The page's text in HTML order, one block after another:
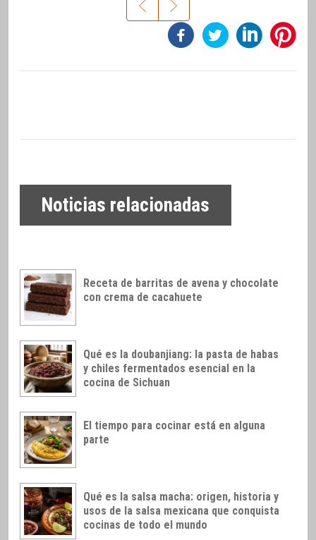
Noticias relacionadas
Receta de barritas de avena y chocolate
con crema de cacahuete
Qué es la doubanjiang: la pasta de habas
y chiles fermentados esencial en la
cocina de Sichuan
El tiempo para cocinar está en alguna
parte
Qué es la salsa macha: origen, historia y
usos de la salsa mexicana que conquista
cocinas de todo el mundo